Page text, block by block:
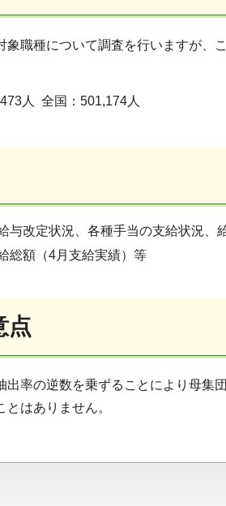
職種について調査を行いますが、
人 全国：501,174人
与改定状況、各種手当の支給状況、
総額（4月支給実績）等
点
率の逆数を乗ずることにより母集
はありません。